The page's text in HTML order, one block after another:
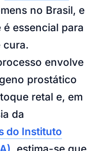
no Brasil, e
essencial para
cura.
envolve
prostático
retal e, em
da
do Instituto